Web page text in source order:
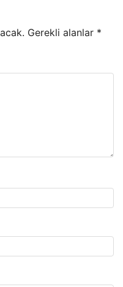
Gerekli alanlar *